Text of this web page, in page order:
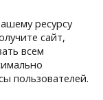
ресурсу
сайт,
всем
пользователей.